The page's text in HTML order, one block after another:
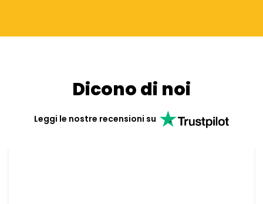
Dicono di noi
Leggi le nostre recensioni su